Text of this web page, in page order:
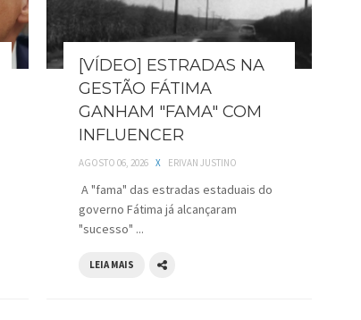
[VÍDEO] ESTRADAS NA
GESTÃO FÁTIMA
GANHAM "FAMA" COM
INFLUENCER
AGOSTO 06, 2026 X ERIVAN JUSTINO
A "fama" das estradas estaduais do
governo Fátima já alcançaram
"sucesso" ...
LEIA MAIS